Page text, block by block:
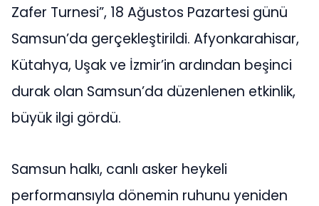
Zafer Turnesi”, 18 Ağustos Pazartesi günü
Samsun’da gerçekleştirildi. Afyonkarahisar,
Kütahya, Uşak ve İzmir’in ardından beşinci
durak olan Samsun’da düzenlenen etkinlik,
büyük ilgi gördü.
Samsun halkı, canlı asker heykeli
performansıyla dönemin ruhunu yeniden